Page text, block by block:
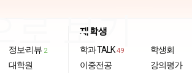
으로 보기
정보·리뷰 2
대학원
재학생
학과 TALK 49
이중전공
학생회
강의평가